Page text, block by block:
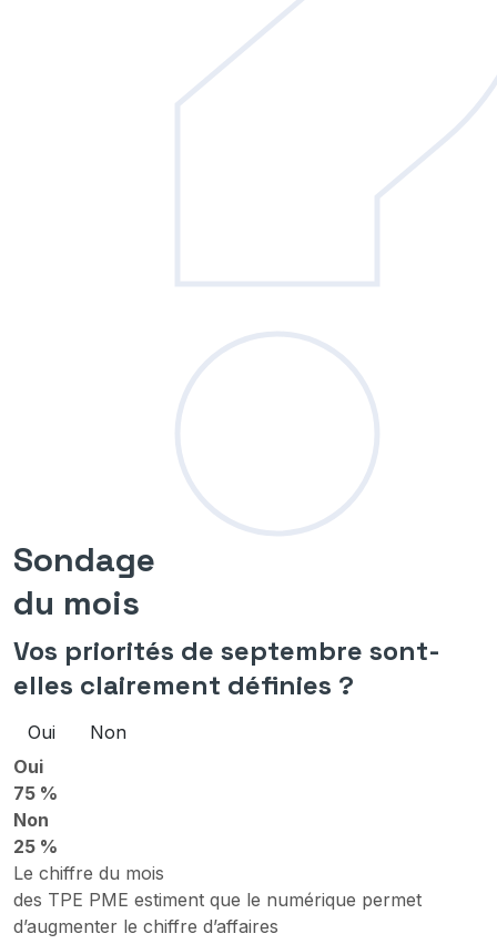
Sondage
du mois
Vos priorités de septembre sont-
elles clairement définies ?
Oui
Non
Oui
75 %
Non
25 %
Le chiffre du mois
des TPE PME estiment que le numérique permet
d’augmenter le chiffre d’affaires